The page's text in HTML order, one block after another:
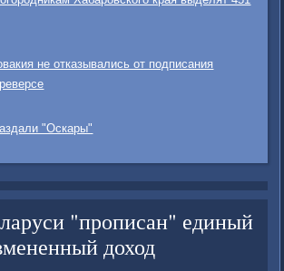
не отказывались от подписания
"Оскары"
"прописан" единый
доход